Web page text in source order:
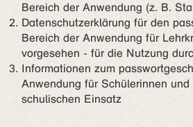
Bereich der Anwendung (z. B.
Datenschutzerklärung für den
Bereich der Anwendung für
vorgesehen - für die Nutzung
Informationen zum
Anwendung für Schülerinnen und
schulischen Einsatz